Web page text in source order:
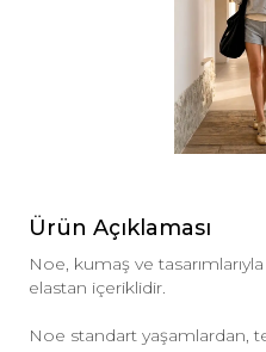
Ürün Açıklaması
Noe, kumaş ve
elastan içeriklidir.
Noe standart yaşamlardan,